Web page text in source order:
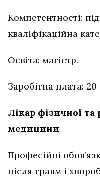
Компетентності:
кваліфікаційна
Освіта: магістр.
Заробітна плата:
Лікар фізичної та
медицини
Професійні
після травм і